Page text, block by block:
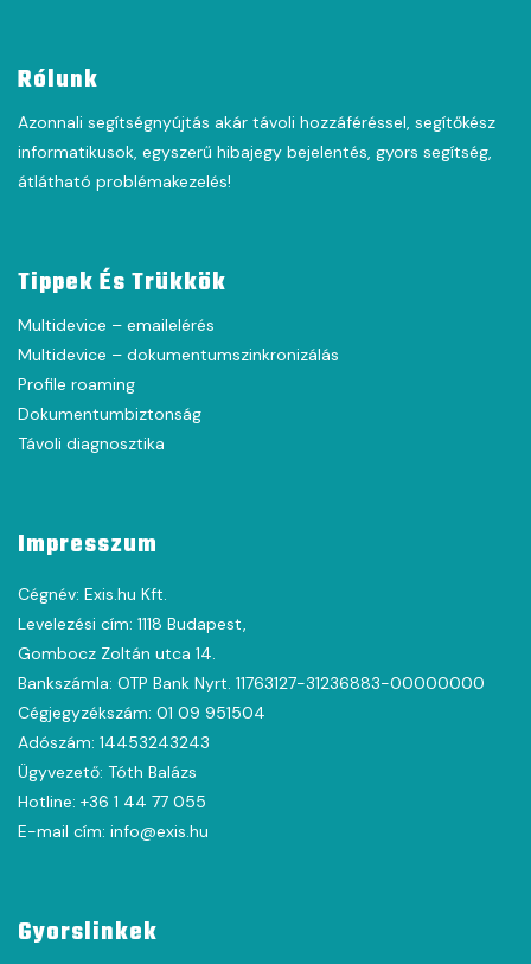
Rólunk
Azonnali segítségnyújtás akár távoli hozzáféréssel, segítőkész
informatikusok, egyszerű hibajegy bejelentés, gyors segítség,
átlátható problémakezelés!
Tippek És Trükkök
Multidevice – emailelérés
Multidevice – dokumentumszinkronizálás
Profile roaming
Dokumentumbiztonság
Távoli diagnosztika
Impresszum
Cégnév: Exis.hu Kft.
Levelezési cím: 1118 Budapest,
Gombocz Zoltán utca 14.
Bankszámla: OTP Bank Nyrt. 11763127-31236883-00000000
Cégjegyzékszám: 01 09 951504
Adószám: 14453243243
Ügyvezető: Tóth Balázs
Hotline: +36 1 44 77 055
E-mail cím: info@exis.hu
Gyorslinkek